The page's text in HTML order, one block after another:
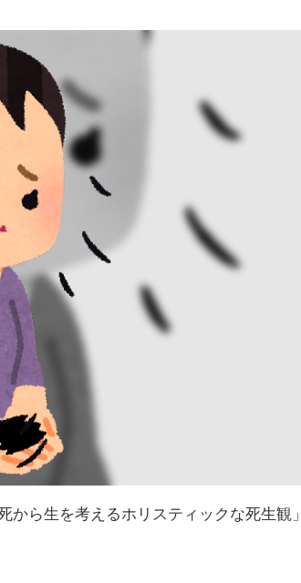
ら生を考えるホリスティックな死生観」